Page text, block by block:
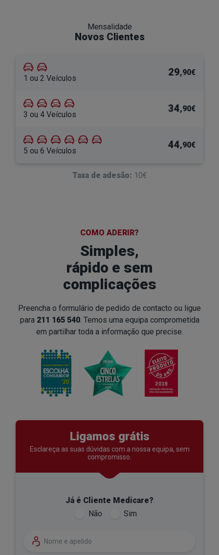
Mensalidade
Novos Clientes
1 ou 2 Veículos
29,90€
3 ou 4 Veículos
34,90€
5 ou 6 Veículos
44,90€
Taxa de adesão: 10€
Ligamos grátis
Esclareça as suas dúvidas com a nossa equipa, sem
compromisso.
Já é Cliente Medicare?
Não
Sim
Nome
COMO ADERIR?
Simples,
rápido e sem
complicações
Preencha o formulário de pedido de contacto ou ligue
para 211 165 540. Temos uma equipa comprometida
em partilhar toda a informação que precise.